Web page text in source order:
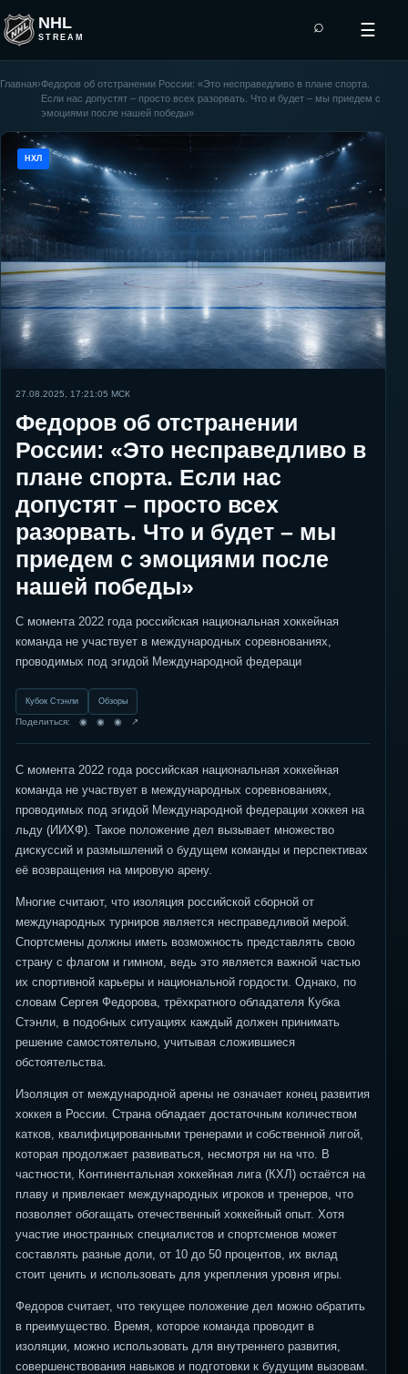
NHL
STREAM
⌕ ☰
Главная›Федоров об отстранении России: «Это несправедливо в плане спорта.
Если нас допустят – просто всех разорвать. Что и будет – мы приедем с
эмоциями после нашей победы»
НХЛ
27.08.2025, 17:21:05 МСК
Федоров об отстранении
России: «Это несправедливо в
плане спорта. Если нас
допустят – просто всех
разорвать. Что и будет – мы
приедем с эмоциями после
нашей победы»
С момента 2022 года российская национальная хоккейная
команда не участвует в международных соревнованиях,
проводимых под эгидой Международной федераци
Кубок Стэнли Обзоры
Поделиться: ◉ ◉ ◉ ↗
С момента 2022 года российская национальная хоккейная
команда не участвует в международных соревнованиях,
проводимых под эгидой Международной федерации хоккея на
льду (ИИХФ). Такое положение дел вызывает множество
дискуссий и размышлений о будущем команды и перспективах
её возвращения на мировую арену.
Многие считают, что изоляция российской сборной от
международных турниров является несправедливой мерой.
Спортсмены должны иметь возможность представлять свою
страну с флагом и гимном, ведь это является важной частью
их спортивной карьеры и национальной гордости. Однако, по
словам Сергея Федорова, трёхкратного обладателя Кубка
Стэнли, в подобных ситуациях каждый должен принимать
решение самостоятельно, учитывая сложившиеся
обстоятельства.
Изоляция от международной арены не означает конец развития
хоккея в России. Страна обладает достаточным количеством
катков, квалифицированными тренерами и собственной лигой,
которая продолжает развиваться, несмотря ни на что. В
частности, Континентальная хоккейная лига (КХЛ) остаётся на
плаву и привлекает международных игроков и тренеров, что
позволяет обогащать отечественный хоккейный опыт. Хотя
участие иностранных специалистов и спортсменов может
составлять разные доли, от 10 до 50 процентов, их вклад
стоит ценить и использовать для укрепления уровня игры.
Федоров считает, что текущее положение дел можно обратить
в преимущество. Время, которое команда проводит в
изоляции, можно использовать для внутреннего развития,
совершенствования навыков и подготовки к будущим вызовам.